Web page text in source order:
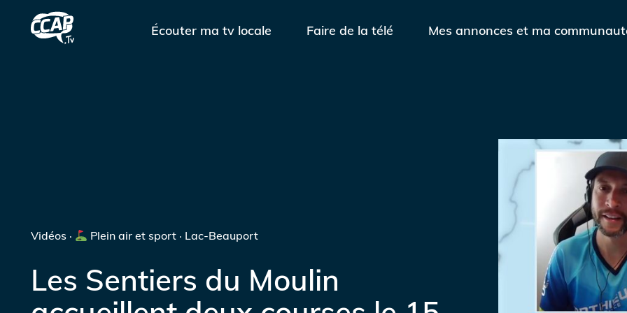
Écouter ma tv locale Faire de la télé Mes annonces et ma
Vidéos · Plein air et sport · Lac-Beauport
Les Sentiers du Moulin